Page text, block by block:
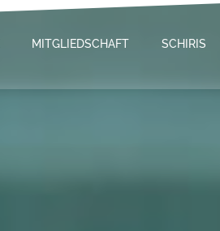
MITGLIEDSCHAFT SCHIRIS